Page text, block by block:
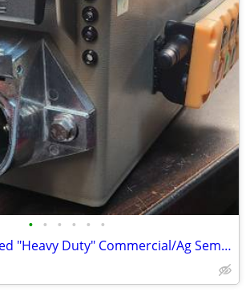
• • • • • •
Remote Controlled "Heavy Duty" Commercial/Ag Semi Trailer Light Tester